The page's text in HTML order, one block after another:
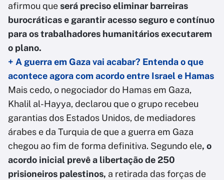
afirmou queserá preciso eliminar barreiras
burocráticas e garantir acesso seguro e contínuo
para os trabalhadores humanitários executarem
o plano.
+ A guerra em Gaza vai acabar? Entenda o que
acontece agora com acordo entre Israel e Hamas
Mais cedo, o negociador do Hamas em Gaza,
Khalil al-Hayya, declarou que o grupo recebeu
garantias dos Estados Unidos, de mediadores
árabes e da Turquia de que a guerra em Gaza
chegou ao fim de forma definitiva. Segundo ele, o
acordo inicial prevê a libertação de 250
prisioneiros palestinos, a retirada das forças de